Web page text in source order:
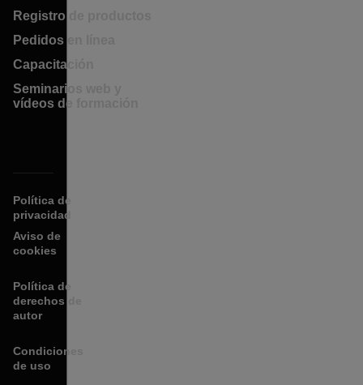
Registro de productos
Pedidos en línea
Capacitación
Seminarios web y
vídeos de formación
Política de
privacidad
Aviso de
cookies
Política de
derechos de
autor
Condiciones
de uso